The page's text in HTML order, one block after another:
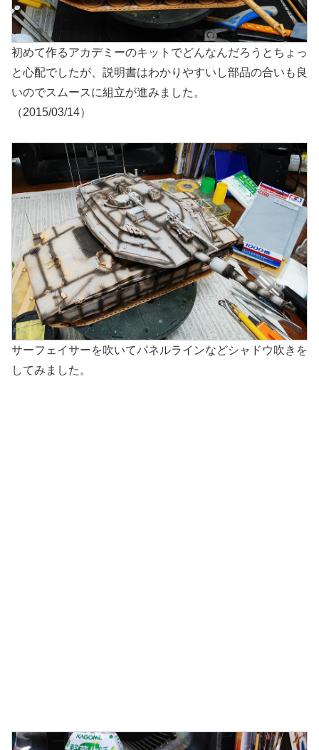
初めて作るアカデミーのキットでどんなんだろうとちょっ
と心配でしたが、説明書はわかりやすいし部品の合いも良
いのでスムースに組立が進みました。
（2015/03/14）
サーフェイサーを吹いてパネルラインなどシャドウ吹きを
してみました。